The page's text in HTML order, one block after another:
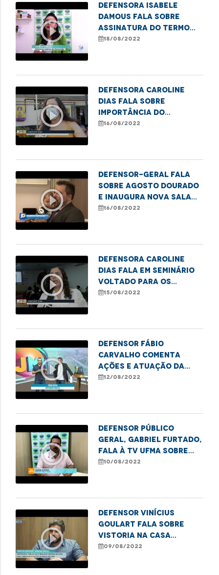
play_circle_outline
Defensora Isabele
Damous fala sobre
assinatura do termo
que garante o direito à
18/08/2022
play_circle_outline
Defensora Caroline
Dias fala sobre
importância do
combate à violência
16/08/2022
play_circle_outline
DEFENSOR-GERAL FALA
SOBRE AGOSTO DOURADO
E INAUGURA NOVA SALA
DE AMAMENTAÇÃO
16/08/2022
play_circle_outline
Defensora Caroline
Dias fala em seminário
voltado para os
direitos das mulheres
15/08/2022
play_circle_outline
Defensor Fábio
Carvalho comenta
ações e atuação da
DPE-MA em Imperatriz
12/08/2022
play_circle_outline
Defensor Público
Geral, Gabriel Furtado,
fala à TV UFMA sobre
campanhas de incentivo
Maranhão
10/08/2022
play_circle_outline
Defensor Vinícius
Goulart fala sobre
vistoria na Casa
Camélia Rosa
09/08/2022